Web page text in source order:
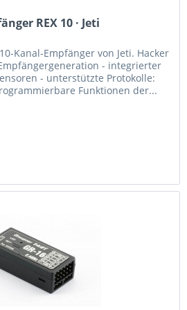
REX 10 · Jeti
10-Kanal-Empfänger von Jeti. Hacker
- integrierter
- unterstützte Protokolle:
Funktionen der...